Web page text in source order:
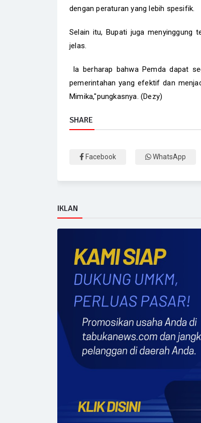
dengan peraturan yang lebih spesifik.
Selain itu, Bupati juga menyinggung
jelas.
Ia berharap bahwa Pemda dapat
pemerintahan yang efektif dan
Mimika,"pungkasnya. (Dezy)
SHARE
Facebook WhatsApp
IKLAN